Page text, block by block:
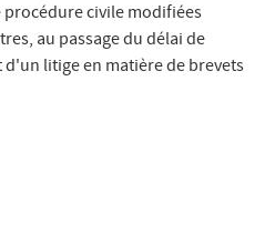
procédure civile modifiées
au passage du délai de
litige en matière de brevets